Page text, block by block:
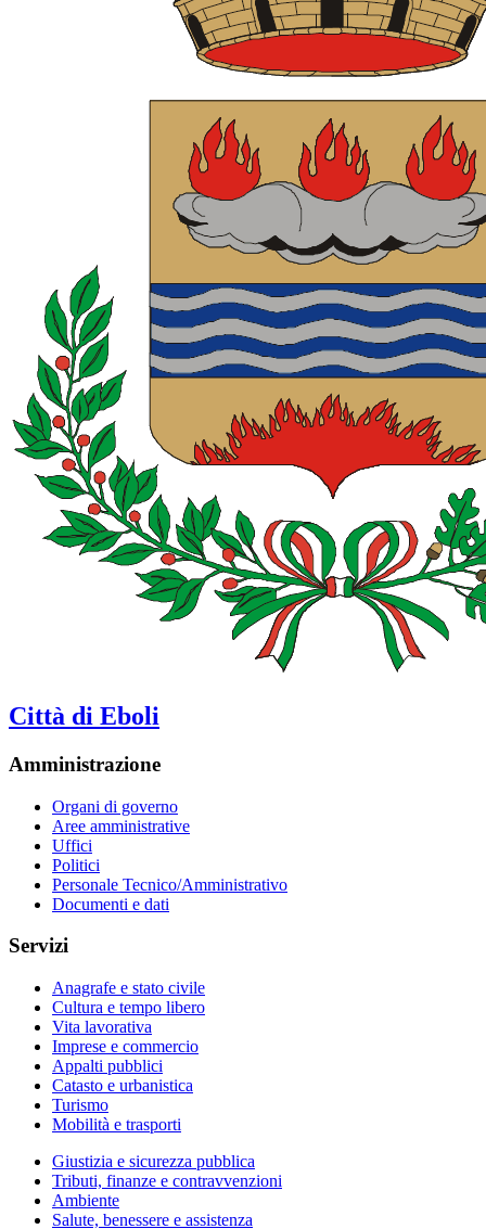
Città di Eboli
Amministrazione
Organi di governo
Aree amministrative
Uffici
Politici
Personale Tecnico/Amministrativo
Documenti e dati
Servizi
Anagrafe e stato civile
Cultura e tempo libero
Vita lavorativa
Imprese e commercio
Appalti pubblici
Catasto e urbanistica
Turismo
Mobilità e trasporti
Giustizia e sicurezza pubblica
Tributi, finanze e contravvenzioni
Ambiente
Salute, benessere e assistenza